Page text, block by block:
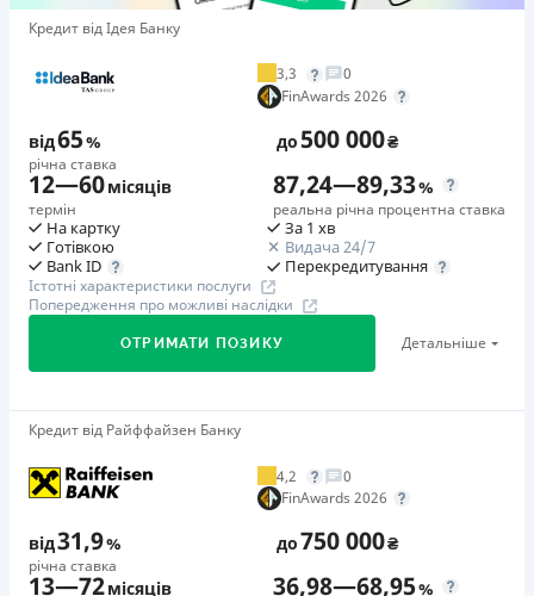
Повторний займ
Додаткова комісія за дострокове погашення
у будь-який момент можна повністю погасити позику без
додаткових плат
Страховка
відсутня
Штрафи
Неустойка за невиконання та/або неналежне виконання
споживачем грошових зобов’язань: штраф у розмірі 75%
від суми невиконаного та/або неналежного виконання
зобов’язання на 2-й день кожного факту такого
невиконання та/або неналежного виконання.
Детальніше читайте на сайті МФО.
Необхідні документи
Паспорт,ІПН
Вік
18 - 65 років
Переваги
Кредит від Ідея Банку
3,3
0
FinAwards 2026
від65%
річна ставка
до500 000₴
12—60місяців
термін
87,24—89,33%
реальна річна процентна ставка
На картку
Готівкою
Bank ID
За 1 хв
Видача 24/7
Перекредитування
Істотні характеристики послуги
Попередження про можливі наслідки
ОТРИМАТИ ПОЗИКУ Детальніше
🥇Переможець FinAwards 2026
Переможець FinAwards 2026 «Найкращий кредит
готівкою»
вiд 65%/рік до 500 000 ₴
Додаткова комісія за дострокове погашення
Кредит від Райффайзен Банку
4,2
0
FinAwards 2026
від31,9%
річна ставка
до750 000₴
13—72місяців 36,98—68,95%